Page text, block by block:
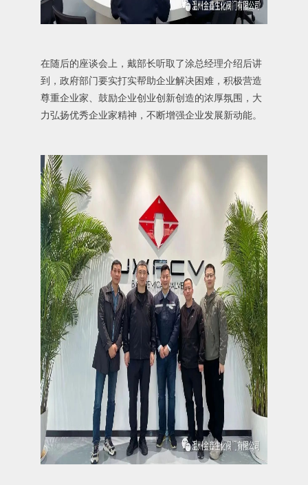
在随后的座谈会上，戴部长听取了涂总经理介绍后讲
到，政府部门要实打实帮助企业解决困难，积极营造
尊重企业家、鼓励企业创业创新创造的浓厚氛围，大
力弘扬优秀企业家精神，不断增强企业发展新动能。